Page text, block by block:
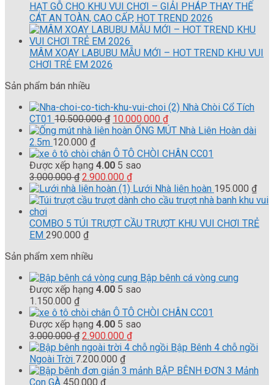
HẠT GỖ CHO KHU VUI CHƠI – GIẢI PHÁP THAY THẾ
CÁT AN TOÀN, CAO CẤP, HOT TREND 2026
MÂM XOAY LABUBU MẪU MỚI – HOT TREND KHU VUI
CHƠI TRẺ EM 2026
Sản phẩm bán nhiều
Nhà Chòi Cổ Tích
CT01 10.500.000₫ Giá
gốc
10.500.000 ₫.
10.000.000 ₫Giá
hiện
là:
ỐNG MÚT Nhà Liên Hoàn dài
2.5m 120.000 ₫
Ô TÔ CHÒI CHÂN CC01
Được xếp hạng 4.00 5 sao
3.000.000₫ Giá
gốc
là:
2.900.000 ₫Giá
hiện
tại
2.900.000 ₫.
Lưới Nhà liên hoàn 195.000 ₫
COMBO 5 TÚI TRƯỢT CẦU TRƯỢT KHU VUI CHƠI TRẺ
EM 290.000 ₫
Sản phẩm xem nhiều
Bập bênh cá vòng cung
Được xếp hạng 4.00 5 sao
1.150.000 ₫
Ô TÔ CHÒI CHÂN CC01
Được xếp hạng 4.00 5 sao
3.000.000₫ Giá
gốc
là:
3.000.000 ₫.
2.900.000 ₫Giá
hiện
là:
Bập Bênh 4 chỗ ngồi
Ngoài Trời 7.200.000 ₫
BẬP BÊNH ĐƠN 3 Mảnh
Con GÀ 450.000 ₫